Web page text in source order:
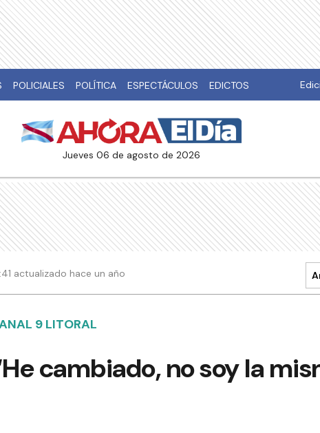
POLICIALES POLÍTICA ESPECTÁCULOS EDICTOS
jueves 06 de agosto de 2026
actualizado hace un año
9 LITORAL
cambiado, no soy la